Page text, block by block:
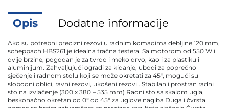
Opis Dodatne informacije
Ako su potrebni precizni rezovi u radnim komadima debljine 120 mm,
scheppach HBS261 je idealna tračna testera. Sa motorom od 550 W i
dvije brzine, pogodan je za tvrdo i meko drvo, kao i za plastiku i
aluminijum. Zahvaljujući ogradi za kidanje, ubodi za poprečno
sječenje i radnom stolu koji se može okretati za 45°, mogući su
slobodni oblici, ravni rezovi, ukošeni rezovi . Stabilan i prostran radni
sto na izvlačenje (300 x 380 – 535 mm) Radni sto sa skalom ugla,
beskonačno okretan od 0° do 45° za uglove nagiba Duga i čvrsta